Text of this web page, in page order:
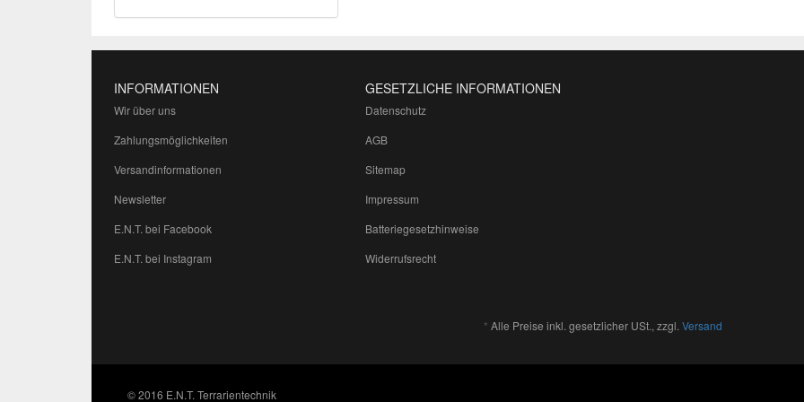
INFORMATIONEN
Wir über uns
Zahlungsmöglichkeiten
Versandinformationen
Newsletter
E.N.T. bei Facebook
E.N.T. bei Instagram
GESETZLICHE INFORMATIONEN
Datenschutz
AGB
Sitemap
Impressum
Batteriegesetzhinweise
Widerrufsrecht
* Alle Preise inkl. gesetzlicher USt., zzgl. Versand
© 2016 E.N.T. Terrarientechnik